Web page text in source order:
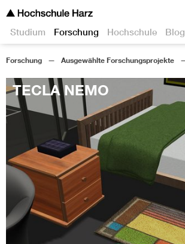
Studium Forschung Hochschule Blog
Forschung Ausgewählte Forschungsprojekte
TECLA NEMO